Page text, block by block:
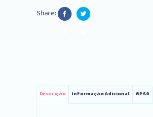
70cm
Share:
Descrição Informação Adicional GPSR